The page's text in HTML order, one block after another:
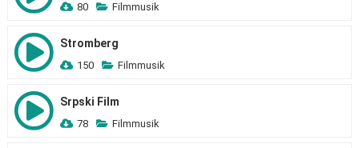
80 Filmmusik
Stromberg
150 Filmmusik
Srpski Film
78 Filmmusik